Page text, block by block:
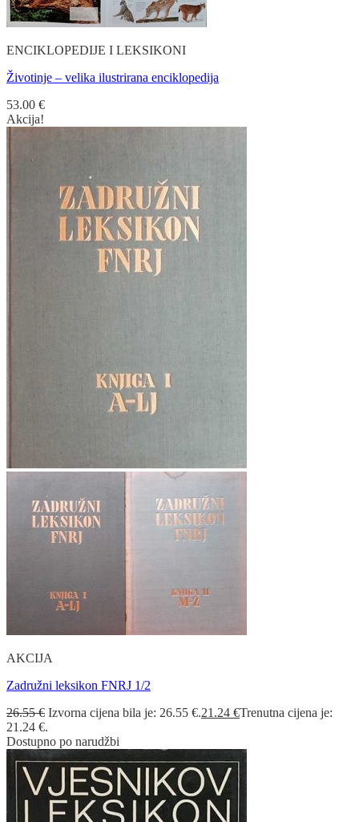
ENCIKLOPEDIJE I LEKSIKONI
Životinje – velika ilustrirana enciklopedija
53.00 €
Akcija!
AKCIJA
Zadružni leksikon FNRJ 1/2
26.55€ Izvorna cijena bila je: 26.55 €.21.24 €Trenutna cijena je:
21.24 €.
Dostupno po narudžbi